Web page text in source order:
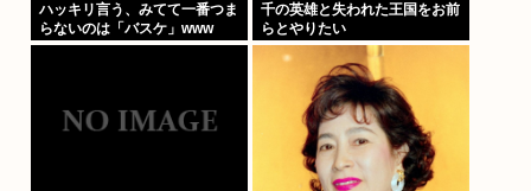
ハッキリ言う、みてて一番つま
らないのは「バスケ」www
千の英雄と失われた王国をお前
らとやりたい